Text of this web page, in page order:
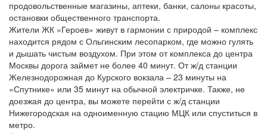
продовольственные магазины, аптеки, банки, салоны красоты,
остановки общественного транспорта.
Жители ЖК «Героев» живут в гармонии с природой – комплекс
находится рядом с Ольгинским лесопарком, где можно гулять
и дышать чистым воздухом. При этом от комплекса до центра
Москвы дорога займет не более 40 минут. От ж/д станции
Железнодорожная до Курского вокзала – 23 минуты на
«Спутнике» или 35 минут на обычной электричке. Также, не
доезжая до центра, вы можете перейти с ж/д станции
Нижегородская на одноименную стацию МЦК или спуститься в
метро.